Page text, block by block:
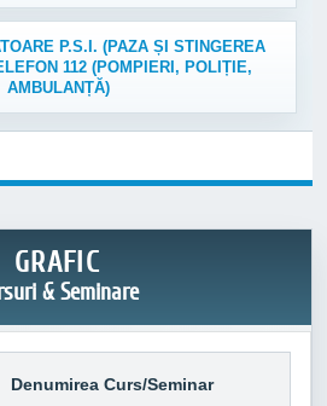
P.S.I. (PAZA ȘI STINGEREA
112 (POMPIERI, POLIȚIE,
AMBULANȚĂ)
GRAFIC
& Seminare
Denumirea Curs/Seminar